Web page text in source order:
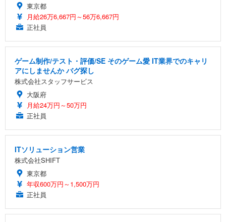
東京都
月給26万6,667円～56万6,667円
正社員
ゲーム制作/テスト・評価/SE そのゲーム愛 IT業界でのキャリ
アにしませんか バグ探し
株式会社スタッフサービス
大阪府
月給24万円～50万円
正社員
ITソリューション営業
株式会社SHIFT
東京都
年収600万円～1,500万円
正社員